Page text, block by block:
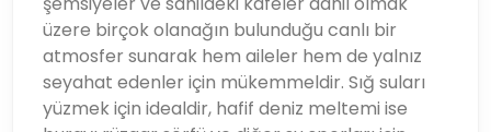
üzere birçok olanağın bulunduğu canlı bir
atmosfer sunarak hem aileler hem de yalnız
seyahat edenler için mükemmeldir. Sığ suları
yüzmek için idealdir, hafif deniz meltemi ise